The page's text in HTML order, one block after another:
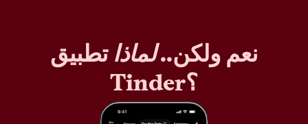
نعم ولكن..لماذا تطبيق
Tinder؟